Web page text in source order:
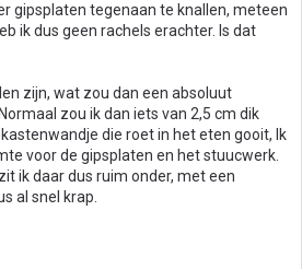
gipsplaten tegenaan te knallen, meteen
ik dus geen rachels erachter. Is dat
zijn, wat zou dan een absoluut
zou ik dan iets van 2,5 cm dik
die roet in het eten gooit, Ik
voor de gipsplaten en het stuucwerk.
ik daar dus ruim onder, met een
al snel krap.